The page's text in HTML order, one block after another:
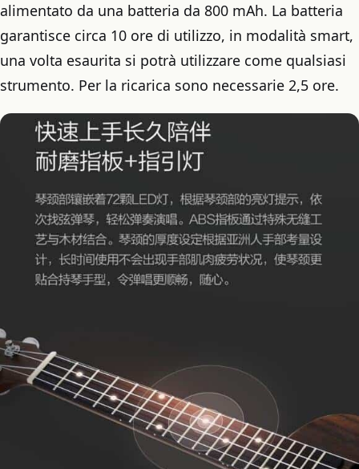
alimentato da una batteria da 800 mAh. La batteria
garantisce circa 10 ore di utilizzo, in modalità smart,
una volta esaurita si potrà utilizzare come qualsiasi
strumento. Per la ricarica sono necessarie 2,5 ore.